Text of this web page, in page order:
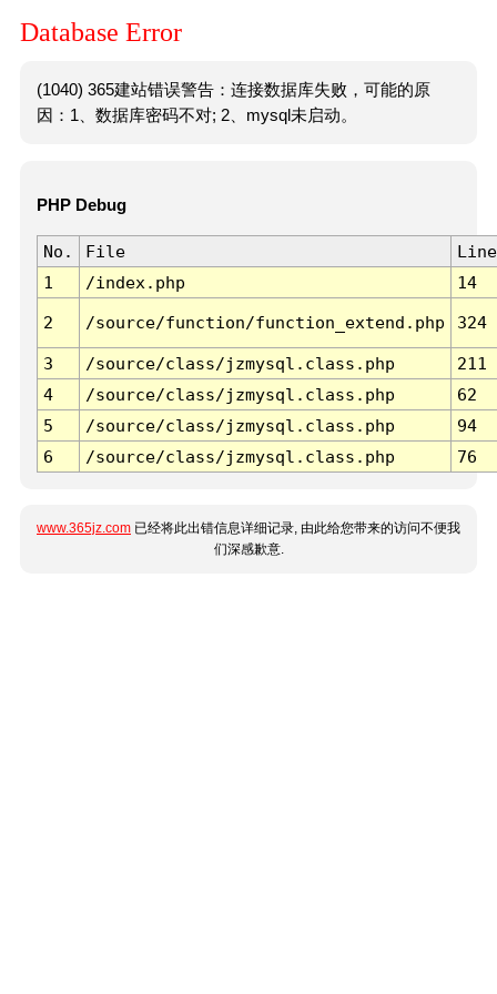
Database Error
(1040) 365建站错误警告：连接数据库失败，可能的原
因：1、数据库密码不对; 2、mysql未启动。
PHP Debug
No. File
Line
1
/index.php 14
2 /source/function/function_extend.php 324
3 /source/class/jzmysql.class.php
211
4
/source/class/jzmysql.class.php
62
5
/source/class/jzmysql.class.php
94
6
/source/class/jzmysql.class.php 76
www.365jz.com 已经将此出错信息详细记录, 由此给您带来的访问不便我
们深感歉意.